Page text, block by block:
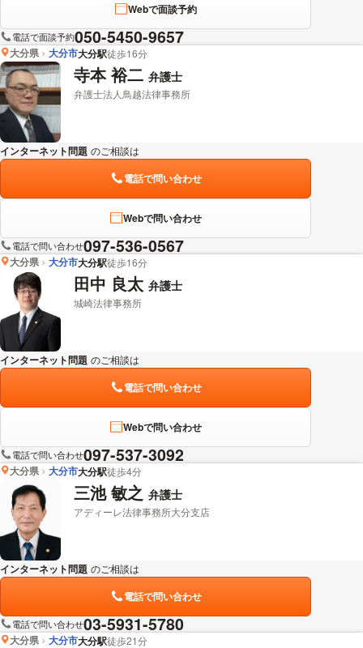
Webで面談予約
電話で面談予約050-5450-9657
大分県 大分市大分駅徒歩16分
寺本 裕二 弁護士
弁護士法人鳥越法律事務所
インターネット問題 のご相談は
電話で問い合わせ
Webで問い合わせ
電話で問い合わせ097-536-0567
大分県 大分市大分駅徒歩16分
田中 良太 弁護士
城崎法律事務所
インターネット問題 のご相談は
電話で問い合わせ
Webで問い合わせ
電話で問い合わせ097-537-3092
大分県 大分市大分駅徒歩4分
三池 敏之 弁護士
アディーレ法律事務所大分支店
インターネット問題 のご相談は
電話で問い合わせ
電話で問い合わせ03-5931-5780
大分県 大分市大分駅徒歩21分